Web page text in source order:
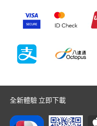
全新體驗 立即下載